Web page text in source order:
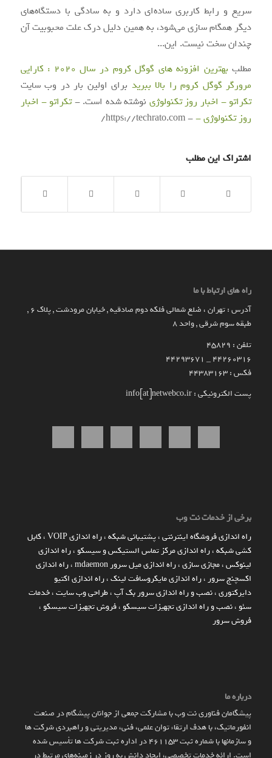
سریع و رابط کاربری ساده‌ای دارد و به سادگی با دستگاه‌های
دیگر همگام سازی می‌شود، به همین دلیل درک علت محبوبیت آن
چندان سخت نیست. این...
مطلب
بهترین افزونه های گوگل کروم در سال 2020 : کارایی
مرورگر گوگل کروم را بالا ببرید برای اولین بار در وب سایت
تکراتو - اخبار روز تکنولوژی نوشته شده است. -تکراتو - اخبار
روز تکنولوژی -- https://techrato.com/
اشتراک این مطلب
راه های ارتباط با ما
آدرس : تهران ، ضلع شمالی فلکه دوم صادقیه , خیابان مرودشت , پلاک ۶ ,
طبقه سوم شرقی , واحد ۸
تلفن : 45829
۴۴۲۶۰۳۱۶ _ 44293671
فکس : 44383163
پست الکترونیکی : info[at]netwebco.ir
برخی از خدمات نت وب
راه اندازي فروشگاه اينترنتي،پشتیبانی شبکه،راه اندازی VOIP ،کابل
کشی شبکه،راه اندازی مرکز تماس الستیکس و سیسکو،راه اندازی
لینوکس،مجازی سازی،راه اندازی میل سرور mdaemon ،راه اندازی
اکسچنج سرور،راه اندازی مایکروسافت لینک،راه اندازی اکتیو
دایرکتوری،نصب و راه اندازی سرور بک آپ،طراحی وب سایت،خدمات
سئو،نصب و راه اندازی تجهیزات سیسکو،فروش تجهیزات سیسکو،
فروش سرور
درباره ما
پیشگامان فناوری نت وب با مشارکت جمعی از جوانان پیشگام در صنعت
انفورماتیک، با هدف ارتقاء توان علمی، فنی، مدیریتی و راهبردی شرکت ها
و سازمان­ها با شماره ثبت 461153 در اداره ثبت شرکت ها تأسیس شده
است. ارائه خدمات تخصصی، ایجاد دانش به‌ روز در زمینه‌های مرتبط در